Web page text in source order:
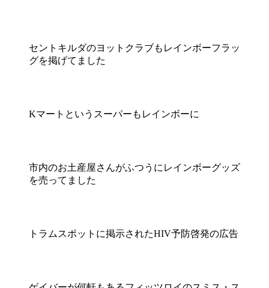
セントキルダのヨットクラブもレインボーフラッ
グを掲げてました
Kマートというスーパーもレインボーに
市内のお土産屋さんがふつうにレインボーグッズ
を売ってました
トラムスポットに掲示されたHIV予防啓発の広告